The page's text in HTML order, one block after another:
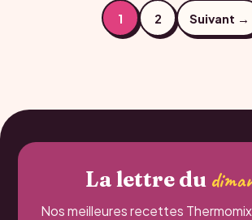
Pagination 1 2 Suivant →
La lettre du
Nos meilleures recettes